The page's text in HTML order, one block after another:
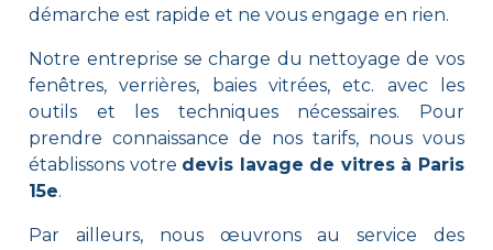
démarche est rapide et ne vous engage en rien.
Notre entreprise se charge du nettoyage de vos
fenêtres, verrières, baies vitrées, etc. avec les
outils et les techniques nécessaires. Pour
prendre connaissance de nos tarifs, nous vous
établissons votre devis lavage de vitres à Paris
15e.
Par ailleurs, nous œuvrons au service des